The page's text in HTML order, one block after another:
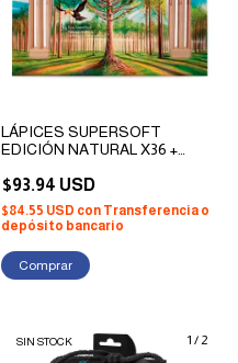
LÁPICES SUPERSOFT
EDICIÓN NATURAL X36 +
LIMITADA
$93.94 USD
$84.55 USD con Transferencia o
depósito bancario
1 / 2
SIN STOCK